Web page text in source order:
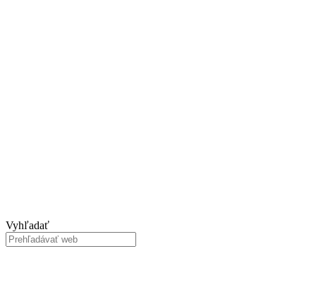
Vyhľadať